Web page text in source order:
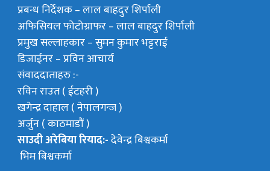
प्रबन्ध निर्देशक –लाल बाहदुर शिर्पाली
अफिसियल फोटोग्राफर –लाल बाहदुर शिर्पाली
प्रमुख सल्लाहकार –सुमन कुमार भट्टराई
डिजाईनर – प्रविन आचार्य
संवाददाताहरु :-
रविन राउत ( ईटहरी )
खगेन्द्र दाहाल ( नेपालगन्ज )
अर्जुन ( काठमाडौं )
साउदी अरेबिया रियाद:-देवेन्द्र बिश्वकर्मा
भिम बिश्वकर्मा